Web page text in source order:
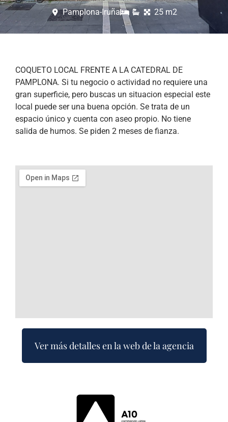
Pamplona-Iruña 25 m2
COQUETO LOCAL FRENTE A LA CATEDRAL DE
PAMPLONA. Si tu negocio o actividad no requiere una
gran superficie, pero buscas un situacion especial este
local puede ser una buena opción. Se trata de un
espacio único y cuenta con aseo propio. No tiene
salida de humos. Se piden 2 meses de fianza.
Ver más detalles en la web de la agencia